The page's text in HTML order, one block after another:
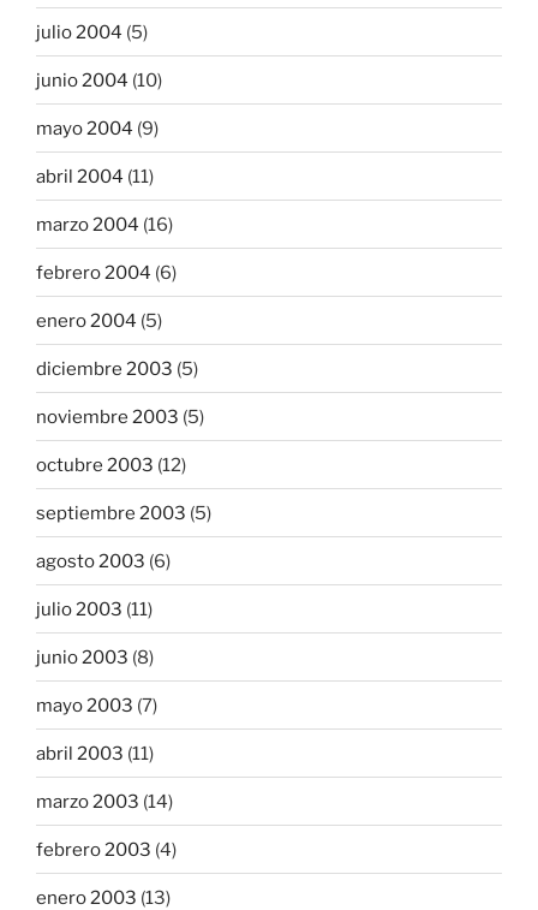
julio 2004 (5)
junio 2004 (10)
mayo 2004 (9)
abril 2004 (11)
marzo 2004 (16)
febrero 2004 (6)
enero 2004 (5)
diciembre 2003 (5)
noviembre 2003 (5)
octubre 2003 (12)
septiembre 2003 (5)
agosto 2003 (6)
julio 2003 (11)
junio 2003 (8)
mayo 2003 (7)
abril 2003 (11)
marzo 2003 (14)
febrero 2003 (4)
enero 2003 (13)